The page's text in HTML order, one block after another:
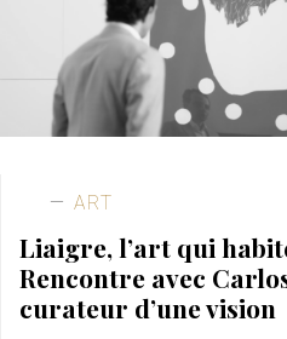
ART
Liaigre, l’art qui
Rencontre avec
curateur d’une vision